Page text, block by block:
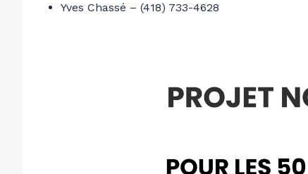
Yves Chassé – (418) 733-4628